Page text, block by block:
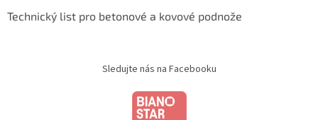
Technický list pro betonové a kovové podnože
Sledujte nás na Facebooku